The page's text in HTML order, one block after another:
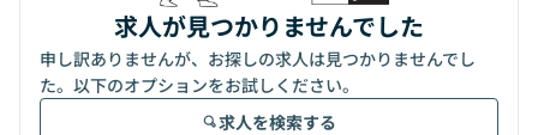
求人が見つかりませんでした
申し訳ありませんが、お探しの求人は見つかりませんでし
た。以下のオプションをお試しください。
求人を検索する